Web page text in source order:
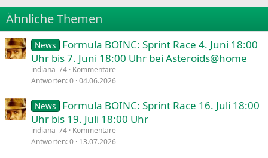
22
26
Times New Roman
Trebuchet MS
Verdana
Ähnliche Themen
News
Formula BOINC: Sprint Race 4. Juni 18:00
Uhr bis 7. Juni 18:00 Uhr bei Asteroids@home
indiana_74 Kommentare
Antworten 0 04.06.2026
News
Formula BOINC: Sprint Race 16. Juli 18:00
Uhr bis 19. Juli 18:00 Uhr
indiana_74 Kommentare
Antworten 0 13.07.2026